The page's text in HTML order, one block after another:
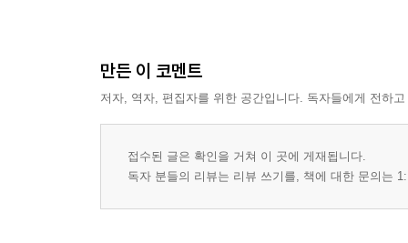
거대 도시 메가 시티에 대한 100가지 지식
50가지 갈기를 휘날리는 말과 조랑말에 대한 지식
75가지 오래도록 버텨 온 고대 문화에 관한 지식
100가지 지표면에서 일어나는 지리에 관한 지식
만든 이 코멘트
저자, 역자, 편집자를 위한 공간입니다. 독자들에게 전하
접수된 글은 확인을 거쳐 이 곳에 게재됩니다.
독자 분들의 리뷰는 리뷰 쓰기를, 책에 대한 문의는